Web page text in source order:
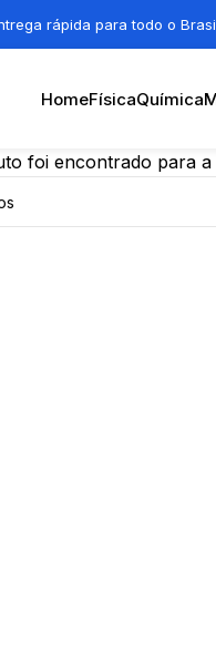
rápida para todo o
HomeFísicaQuímica
foi encontrado para a